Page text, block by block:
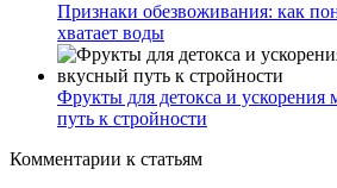
Признаки обезвоживания: как
хватает воды
Фрукты для детокса и ускорения
путь к стройности
Комментарии к статьям